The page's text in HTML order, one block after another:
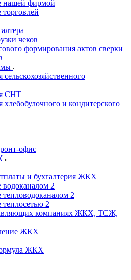
нашей фирмой
чеков
формирования актов сверки
сельскохозяйственного
СНТ
хлебобулочного и кондитерского
офис
и бухгалтерия ЖКХ
2
2
2
компаниях ЖКХ, ТСЖ,
ЖКХ
ЖКХ